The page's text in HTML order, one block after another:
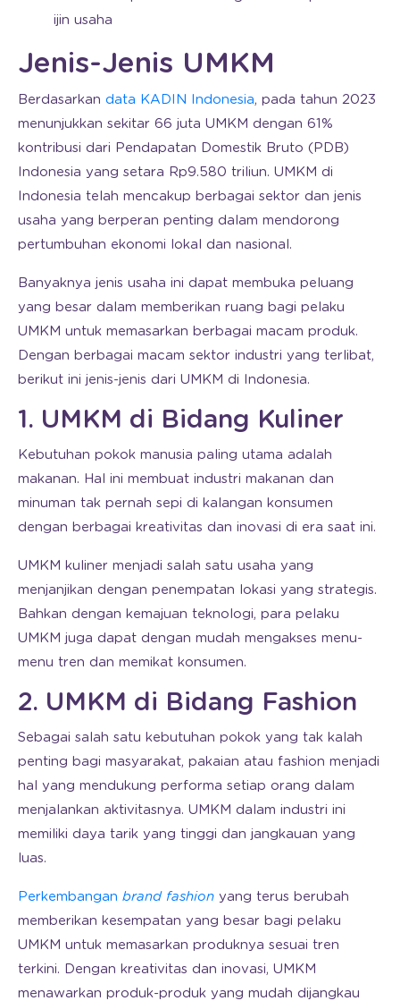
ijin usaha
Jenis-Jenis UMKM
Berdasarkan data KADIN Indonesia, pada tahun 2023
menunjukkan sekitar 66 juta UMKM dengan 61%
kontribusi dari Pendapatan Domestik Bruto (PDB)
Indonesia yang setara Rp9.580 triliun. UMKM di
Indonesia telah mencakup berbagai sektor dan jenis
usaha yang berperan penting dalam mendorong
pertumbuhan ekonomi lokal dan nasional.
Banyaknya jenis usaha ini dapat membuka peluang
yang besar dalam memberikan ruang bagi pelaku
UMKM untuk memasarkan berbagai macam produk.
Dengan berbagai macam sektor industri yang terlibat,
berikut ini jenis-jenis dari UMKM di Indonesia.
1. UMKM di Bidang Kuliner
Kebutuhan pokok manusia paling utama adalah
makanan. Hal ini membuat industri makanan dan
minuman tak pernah sepi di kalangan konsumen
dengan berbagai kreativitas dan inovasi di era saat ini.
UMKM kuliner menjadi salah satu usaha yang
menjanjikan dengan penempatan lokasi yang strategis.
Bahkan dengan kemajuan teknologi, para pelaku
UMKM juga dapat dengan mudah mengakses menu-
menu tren dan memikat konsumen.
2. UMKM di Bidang Fashion
Sebagai salah satu kebutuhan pokok yang tak kalah
penting bagi masyarakat, pakaian atau fashion menjadi
hal yang mendukung performa setiap orang dalam
menjalankan aktivitasnya. UMKM dalam industri ini
memiliki daya tarik yang tinggi dan jangkauan yang
luas.
Perkembangan brand fashion yang terus berubah
memberikan kesempatan yang besar bagi pelaku
UMKM untuk memasarkan produknya sesuai tren
terkini. Dengan kreativitas dan inovasi, UMKM
menawarkan produk-produk yang mudah dijangkau